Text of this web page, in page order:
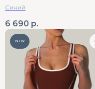
Синий
6 690 р.
NEW